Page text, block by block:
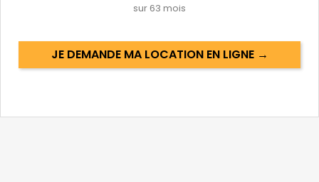
sur 63 mois
JE DEMANDE MA LOCATION EN LIGNE →